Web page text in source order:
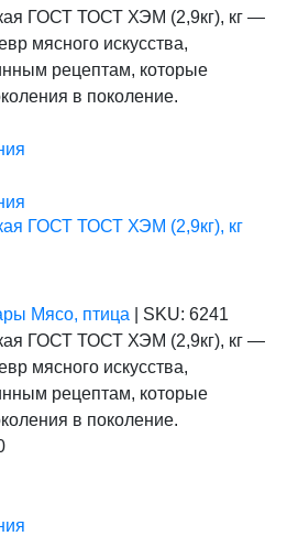
₽.
ГОСТ ТОСТ ХЭМ (2,9кг), кг —
мясного искусства,
рецептам, которые
в поколение.
ГОСТ ТОСТ ХЭМ (2,9кг), кг
Мясо, птица SKU: 6241
ГОСТ ТОСТ ХЭМ (2,9кг), кг —
мясного искусства,
рецептам, которые
в поколение.